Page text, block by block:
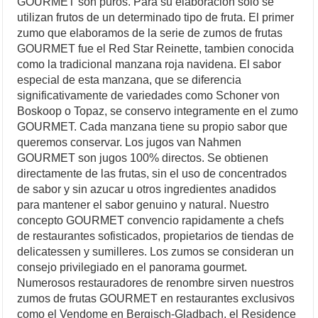
utilizan frutos de un determinado tipo de fruta. El primer
zumo que elaboramos de la serie de zumos de frutas
GOURMET fue el Red Star Reinette, tambien conocida
como la tradicional manzana roja navidena. El sabor
especial de esta manzana, que se diferencia
significativamente de variedades como Schoner von
Boskoop o Topaz, se conservo integramente en el zumo
GOURMET. Cada manzana tiene su propio sabor que
queremos conservar. Los jugos van Nahmen
GOURMET son jugos 100% directos. Se obtienen
directamente de las frutas, sin el uso de concentrados
de sabor y sin azucar u otros ingredientes anadidos
para mantener el sabor genuino y natural. Nuestro
concepto GOURMET convencio rapidamente a chefs
de restaurantes sofisticados, propietarios de tiendas de
delicatessen y sumilleres. Los zumos se consideran un
consejo privilegiado en el panorama gourmet.
Numerosos restauradores de renombre sirven nuestros
zumos de frutas GOURMET en restaurantes exclusivos
como el Vendome en Bergisch-Gladbach, el Residence